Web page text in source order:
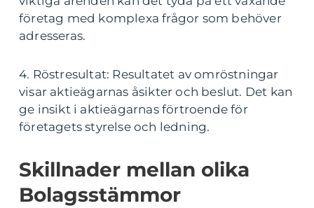
företag med komplexa frågor som behöver
adresseras.
4. Röstresultat: Resultatet av omröstningar
visar aktieägarnas åsikter och beslut. Det kan
ge insikt i aktieägarnas förtroende för
företagets styrelse och ledning.
Skillnader mellan olika
Bolagsstämmor